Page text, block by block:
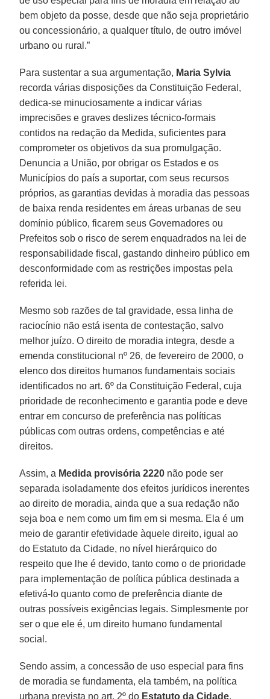
bem objeto da posse, desde que não seja proprietário
ou concessionário, a qualquer título, de outro imóvel
urbano ou rural.”
Para sustentar a sua argumentação, Maria Sylvia
recorda várias disposições da Constituição Federal,
dedica-se minuciosamente a indicar várias
imprecisões e graves deslizes técnico-formais
contidos na redação da Medida, suficientes para
comprometer os objetivos da sua promulgação.
Denuncia a União, por obrigar os Estados e os
Municípios do país a suportar, com seus recursos
próprios, as garantias devidas à moradia das pessoas
de baixa renda residentes em áreas urbanas de seu
domínio público, ficarem seus Governadores ou
Prefeitos sob o risco de serem enquadrados na lei de
responsabilidade fiscal, gastando dinheiro público em
desconformidade com as restrições impostas pela
referida lei.
Mesmo sob razões de tal gravidade, essa linha de
raciocínio não está isenta de contestação, salvo
melhor juízo. O direito de moradia integra, desde a
emenda constitucional nº 26, de fevereiro de 2000, o
elenco dos direitos humanos fundamentais sociais
identificados no art. 6º da Constituição Federal, cuja
prioridade de reconhecimento e garantia pode e deve
entrar em concurso de preferência nas políticas
públicas com outras ordens, competências e até
direitos.
Assim, a Medida provisória 2220 não pode ser
separada isoladamente dos efeitos jurídicos inerentes
ao direito de moradia, ainda que a sua redação não
seja boa e nem como um fim em si mesma. Ela é um
meio de garantir efetividade àquele direito, igual ao
do Estatuto da Cidade, no nível hierárquico do
respeito que lhe é devido, tanto como o de prioridade
para implementação de política pública destinada a
efetivá-lo quanto como de preferência diante de
outras possíveis exigências legais. Simplesmente por
ser o que ele é, um direito humano fundamental
social.
Sendo assim, a concessão de uso especial para fins
de moradia se fundamenta, ela também, na política
urbana prevista no art. 2º do Estatuto da Cidade,